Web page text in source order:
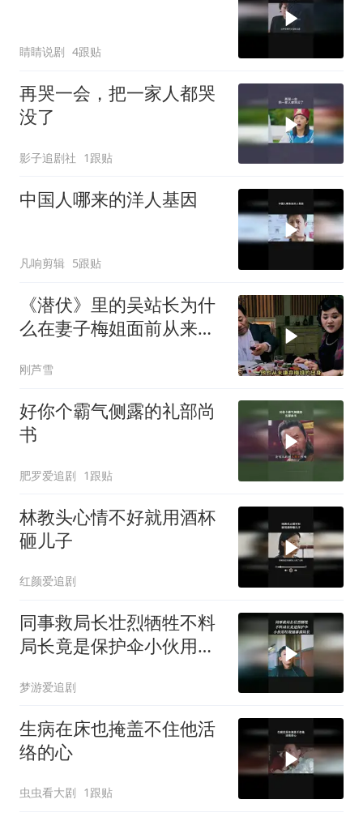
睛睛说剧 4跟贴
再哭一会，把一家人都哭
没了
影子追剧社 1跟贴
中国人哪来的洋人基因
凡响剪辑 5跟贴
《潜伏》里的吴站长为什
么在妻子梅姐面前从来不
刚芦雪
好你个霸气侧露的礼部尚
书
肥罗爱追剧 1跟贴
林教头心情不好就用酒杯
砸儿子
红颜爱追剧
同事救局长壮烈牺牲不料
局长竟是保护伞小伙用垃
梦游爱追剧
生病在床也掩盖不住他活
络的心
虫虫看大剧 1跟贴